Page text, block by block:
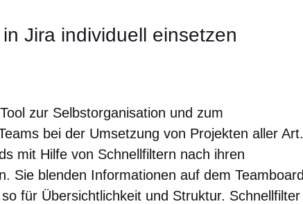
Jira individuell einsetzen
zur Selbstorganisation und zum
bei der Umsetzung von Projekten aller Art.
mit Hilfe von Schnellfiltern nach ihren
Sie blenden Informationen auf dem Teamboard
für Übersichtlichkeit und Struktur. Schnellfilter